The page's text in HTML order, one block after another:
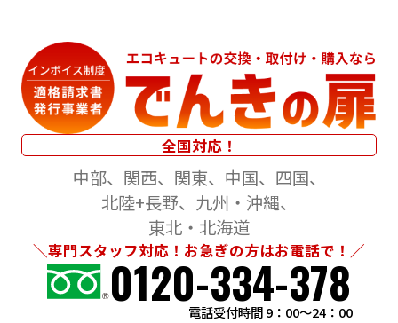
全国対応！
中部 関西 関東 中国
四国
北陸+長野
九州・沖縄
東北・北海道
＼専門スタッフ対応！お急ぎの方はお電話で！／
0120-334-378
電話受付時間 9：00～24：00